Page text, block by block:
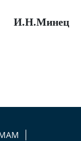
И.Н.Минец